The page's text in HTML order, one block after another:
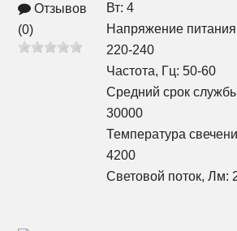
Отзывов
(0)
Вт: 4
Напряжение
220-240
Частота, Гц: 50-60
Средний срок
30000
Температура
4200
Световой поток, Лм: